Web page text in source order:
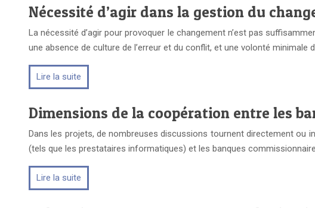
Nécessité d’agir dans la gestion du
La nécessité d’agir pour provoquer le changement n’est pas
une absence de culture de l’erreur et du conflit, et une volonté minimale
Lire la suite
Dimensions de la coopération entre les
Dans les projets, de nombreuses discussions tournent directement ou
(tels que les prestataires informatiques) et les banques
Lire la suite